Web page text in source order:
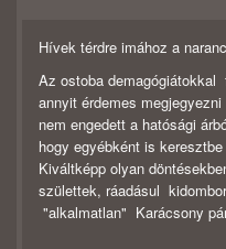
Hívek térdre imához a
Az ostoba
annyit érdemes
nem engedett a hatósági
hogy egyébként is
Kiváltképp olyan
születtek, ráadásul
"alkalmatlan" Karácsony